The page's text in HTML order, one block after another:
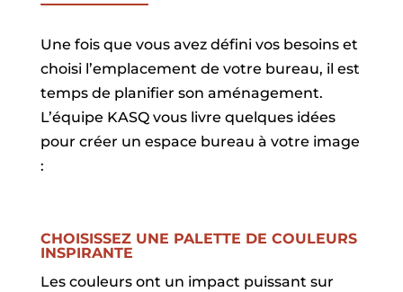
Une fois que vous avez défini vos besoins et
choisi l’emplacement de votre bureau, il est
temps de planifier son aménagement.
L’équipe KASQ vous livre quelques idées
pour créer un espace bureau à votre image
:
CHOISISSEZ UNE PALETTE DE COULEURS
INSPIRANTE
Les couleurs ont un impact puissant sur